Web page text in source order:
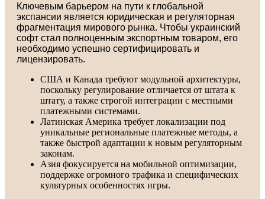
Ключевым барьером на пути к глобальной
экспансии является юридическая и регуляторная
фрагментация мирового рынка. Чтобы украинский
софт стал полноценным экспортным товаром, его
необходимо успешно сертифицировать и
лицензировать.
США и Канада требуют модульной архитектуры,
поскольку регулирование отличается от штата к
штату, а также строгой интеграции с местными
платежными системами.
Латинская Америка требует локализации под
уникальные региональные платежные методы, а
также быстрой адаптации к новым регуляторным
законам.
Азия фокусируется на мобильной оптимизации,
поддержке огромного трафика и специфических
культурных особенностях игры.